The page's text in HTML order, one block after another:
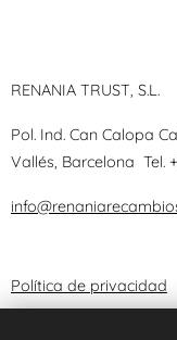
RENANIA TRUST, S.L.
Pol. Ind. Can Calopa
Vallés, Barcelona Tel.
Política de privacidad